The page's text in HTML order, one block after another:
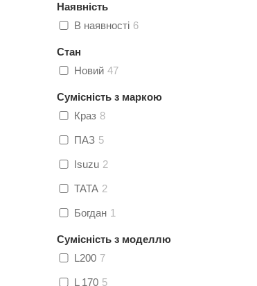
Наявність
В наявності 6
Стан
Новий 47
Сумісність з маркою
Краз 8
ПАЗ 5
Isuzu 2
TATA 2
Богдан 1
Сумісність з моделлю
L200 7
L 170 5